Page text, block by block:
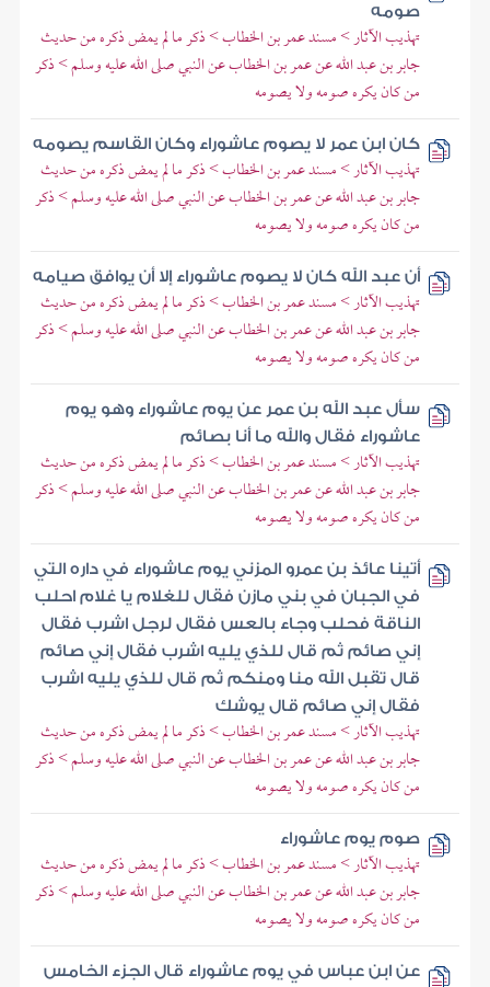
صومه
تهذيب الآثار > مسند عمر بن الخطاب > ذكر ما لم يمض ذكره من حديث
جابر بن عبد الله عن عمر بن الخطاب عن النبي صلى الله عليه وسلم > ذكر
من كان يكره صومه ولا يصومه
كان ابن عمر لا يصوم عاشوراء وكان القاسم يصومه
تهذيب الآثار > مسند عمر بن الخطاب > ذكر ما لم يمض ذكره من حديث
جابر بن عبد الله عن عمر بن الخطاب عن النبي صلى الله عليه وسلم > ذكر
من كان يكره صومه ولا يصومه
أن عبد الله كان لا يصوم عاشوراء إلا أن يوافق صيامه
تهذيب الآثار > مسند عمر بن الخطاب > ذكر ما لم يمض ذكره من حديث
جابر بن عبد الله عن عمر بن الخطاب عن النبي صلى الله عليه وسلم > ذكر
من كان يكره صومه ولا يصومه
سأل عبد الله بن عمر عن يوم عاشوراء وهو يوم
عاشوراء فقال والله ما أنا بصائم
تهذيب الآثار > مسند عمر بن الخطاب > ذكر ما لم يمض ذكره من حديث
جابر بن عبد الله عن عمر بن الخطاب عن النبي صلى الله عليه وسلم > ذكر
من كان يكره صومه ولا يصومه
أتينا عائذ بن عمرو المزني يوم عاشوراء في داره التي
في الجبان في بني مازن فقال للغلام يا غلام احلب
الناقة فحلب وجاء بالعس فقال لرجل اشرب فقال
إني صائم ثم قال للذي يليه اشرب فقال إني صائم
قال تقبل الله منا ومنكم ثم قال للذي يليه اشرب
فقال إني صائم قال يوشك
تهذيب الآثار > مسند عمر بن الخطاب > ذكر ما لم يمض ذكره من حديث
جابر بن عبد الله عن عمر بن الخطاب عن النبي صلى الله عليه وسلم > ذكر
من كان يكره صومه ولا يصومه
صوم يوم عاشوراء
تهذيب الآثار > مسند عمر بن الخطاب > ذكر ما لم يمض ذكره من حديث
جابر بن عبد الله عن عمر بن الخطاب عن النبي صلى الله عليه وسلم > ذكر
من كان يكره صومه ولا يصومه
عن ابن عباس في يوم عاشوراء قال الجزء الخامس